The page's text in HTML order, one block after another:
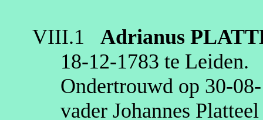
VIII.1 Adrianus
18‑12‑1783 te Leiden.
Ondertrouwd op
vader Johannes Platteel